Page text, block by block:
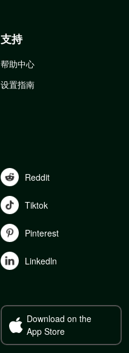
支持
帮助中心
设置指南
Reddit
Tiktok
Pinterest
Linkedln
Download on the
App Store